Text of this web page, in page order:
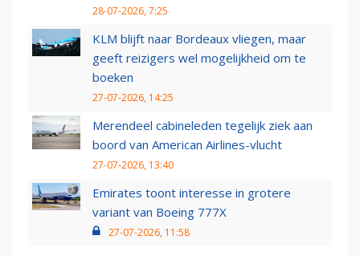
28-07-2026, 7:25
KLM blijft naar Bordeaux vliegen, maar
geeft reizigers wel mogelijkheid om te
boeken
27-07-2026, 14:25
Merendeel cabineleden tegelijk ziek aan
boord van American Airlines-vlucht
27-07-2026, 13:40
Emirates toont interesse in grotere
variant van Boeing 777X
27-07-2026, 11:58